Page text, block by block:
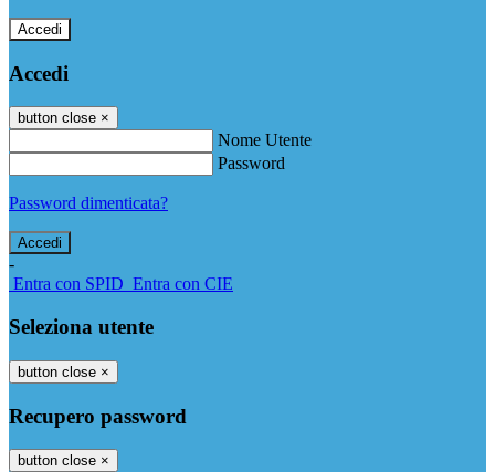
Accedi
Accedi
button close ×
Nome Utente
Password
Password dimenticata?
-
Entra con SPID Entra con CIE
Seleziona utente
button close ×
Recupero password
button close ×